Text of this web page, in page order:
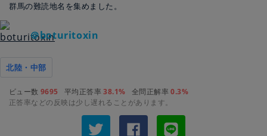
群馬の難読地名を集めました。
＠boturitoxin
北陸・中部
ビュー数 9695 平均正答率38.1% 全問正解率0.3%
正答率などの反映は少し遅れることがあります。